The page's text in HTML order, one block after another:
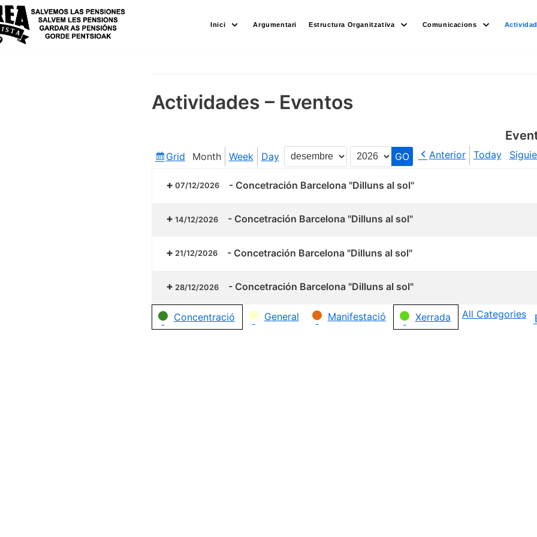
Skip
to
content
Inici Argumentari Estructura Organitzativa Comunicacions
Actividades – Eventos
View
Grid Month Week Day
Month
Year
Anterior Today
07/12/2026 - Concetración Barcelona "Dilluns al sol"
14/12/2026 - Concetración Barcelona "Dilluns al sol"
21/12/2026 - Concetración Barcelona "Dilluns al sol"
28/12/2026 - Concetración Barcelona "Dilluns al sol"
Categories
Concentració General Manifestació Xerrada All Categories